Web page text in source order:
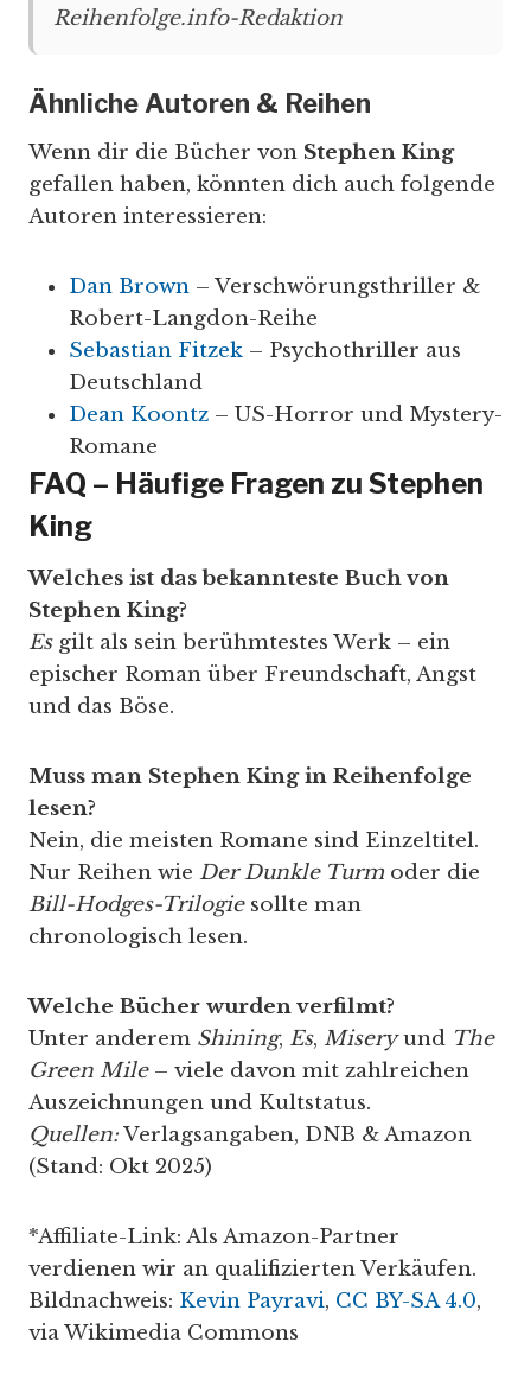
Reihenfolge.info-Redaktion
Ähnliche Autoren & Reihen
Wenn dir die Bücher von Stephen King
gefallen haben, könnten dich auch folgende
Autoren interessieren:
Dan Brown – Verschwörungsthriller &
Robert-Langdon-Reihe
Sebastian Fitzek – Psychothriller aus
Deutschland
Dean Koontz – US-Horror und Mystery-
Romane
FAQ – Häufige Fragen zu Stephen
King
Welches ist das bekannteste Buch von
Stephen King?
Esgilt als sein berühmtestes Werk – ein
epischer Roman über Freundschaft, Angst
und das Böse.
Muss man Stephen King in Reihenfolge
lesen?
Nein, die meisten Romane sind Einzeltitel.
Nur Reihen wie Der Dunkle Turm oder die
Bill-Hodges-Trilogiesollte man
chronologisch lesen.
Welche Bücher wurden verfilmt?
Unter anderem Shining, Es, Miseryund The
Green Mile– viele davon mit zahlreichen
Auszeichnungen und Kultstatus.
Quellen:Verlagsangaben, DNB & Amazon
(Stand: Okt 2025)
*Affiliate-Link: Als Amazon-Partner
verdienen wir an qualifizierten Verkäufen.
Bildnachweis: Kevin Payravi, CC BY-SA 4.0,
via Wikimedia Commons